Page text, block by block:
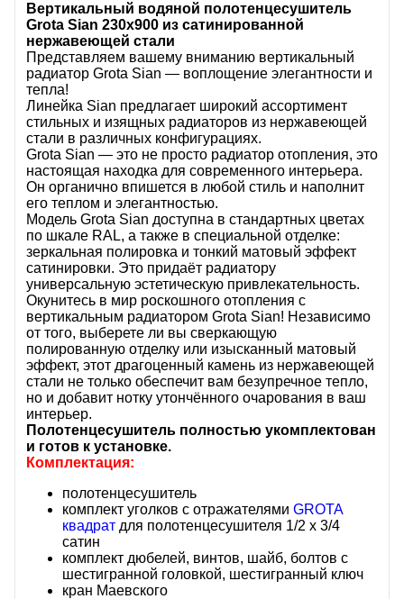
Вертикальный водяной полотенцесушитель
Grota Sian 230х900 из сатинированной
нержавеющей стали
Представляем вашему вниманию вертикальный
радиатор Grota Sian — воплощение элегантности и
тепла!
Линейка Sian предлагает широкий ассортимент
стильных и изящных радиаторов из нержавеющей
стали в различных конфигурациях.
Grota Sian — это не просто радиатор отопления, это
настоящая находка для современного интерьера.
Он органично впишется в любой стиль и наполнит
его теплом и элегантностью.
Модель Grota Sian доступна в стандартных цветах
по шкале RAL, а также в специальной отделке:
зеркальная полировка и тонкий матовый эффект
сатинировки. Это придаёт радиатору
универсальную эстетическую привлекательность.
Окунитесь в мир роскошного отопления с
вертикальным радиатором Grota Sian! Независимо
от того, выберете ли вы сверкающую
полированную отделку или изысканный матовый
эффект, этот драгоценный камень из нержавеющей
стали не только обеспечит вам безупречное тепло,
но и добавит нотку утончённого очарования в ваш
интерьер.
Полотенцесушитель полностью укомплектован
и готов к установке.
Комплектация:
полотенцесушитель
комплект уголков с отражателями GROTA
квадрат для полотенцесушителя 1/2 х 3/4
сатин
комплект дюбелей, винтов, шайб, болтов с
шестигранной головкой, шестигранный ключ
кран Маевского